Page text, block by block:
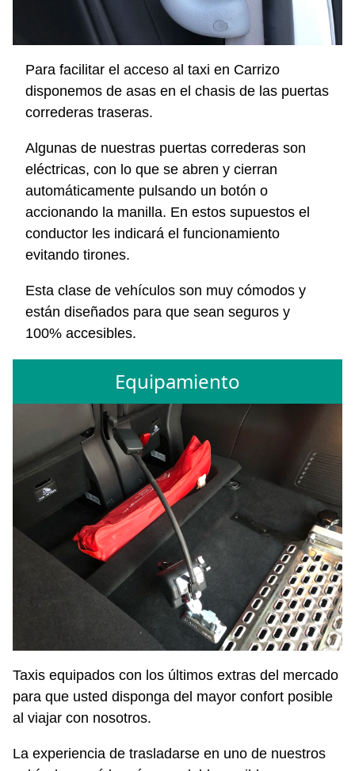
Para facilitar el acceso al taxi en Carrizo
disponemos de asas en el chasis de las puertas
correderas traseras.
Algunas de nuestras puertas correderas son
eléctricas, con lo que se abren y cierran
automáticamente pulsando un botón o
accionando la manilla. En estos supuestos el
conductor les indicará el funcionamiento
evitando tirones.
Esta clase de vehículos son muy cómodos y
están diseñados para que sean seguros y
100% accesibles.
Equipamiento
Taxis equipados con los últimos extras del mercado
para que usted disponga del mayor confort posible
al viajar con nosotros.
La experiencia de trasladarse en uno de nuestros